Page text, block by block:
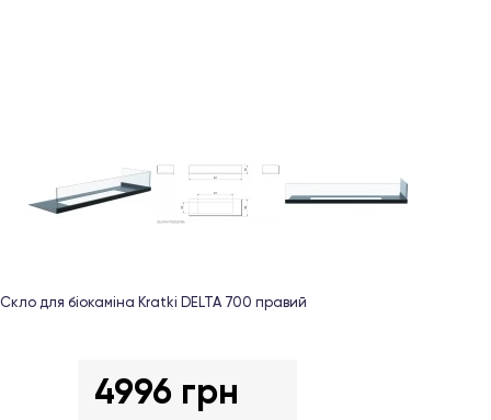
Скло для біокаміна Kratki DELTA 700 правий
4996 грн